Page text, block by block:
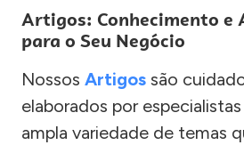
Artigos: Conhecimento e
para o Seu Negócio
Nossos Artigos são
elaborados por
ampla variedade de temas